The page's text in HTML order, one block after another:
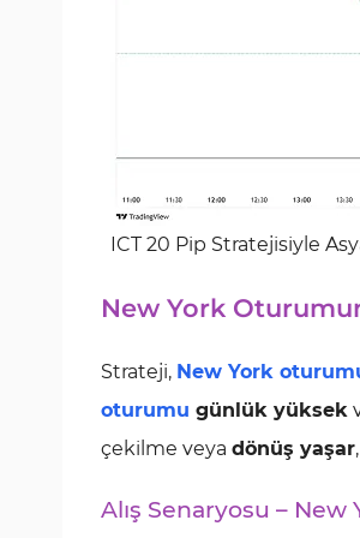
ICT 20 Pip Stratejisiyle
New York
Strateji, New York
oturumu günlük yüksek
çekilme veya dönüş yaşar
Alış Senaryosu –